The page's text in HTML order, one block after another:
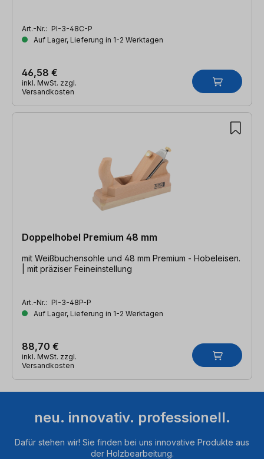
Art.-Nr.: PI-3-48C-P
Auf Lager, Lieferung in 1-2 Werktagen
46,58 €
inkl. MwSt. zzgl.
Versandkosten
Doppelhobel Premium 48 mm
mit Weißbuchensohle und 48 mm Premium - Hobeleisen.
| mit präziser Feineinstellung
Art.-Nr.: PI-3-48P-P
Auf Lager, Lieferung in 1-2 Werktagen
88,70 €
inkl. MwSt. zzgl.
Versandkosten
neu. innovativ. professionell.
Dafür stehen wir! Sie finden bei uns innovative Produkte aus
der Holzbearbeitung.